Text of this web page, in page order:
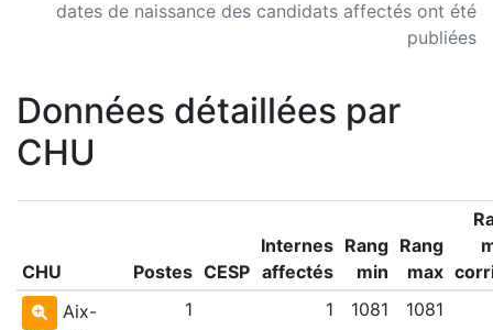
dates de naissance des candidats affectés ont été
publiées
Données détaillées par
CHU
CHU Postes CESP
Internes
affectés
Rang
min
Rang
max
Aix-
1 1 1081 1081